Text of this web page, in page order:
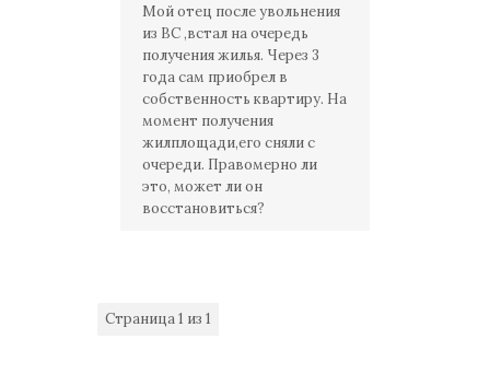
Мой отец после увольнения
из ВС ,встал на очередь
получения жилья. Через 3
года сам приобрел в
собственность квартиру. На
момент получения
жилплощади,его сняли с
очереди. Правомерно ли
это, может ли он
восстановиться?
Страница1 из 1